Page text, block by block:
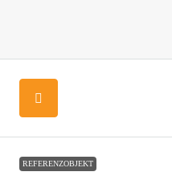
REFERENZOBJEKT